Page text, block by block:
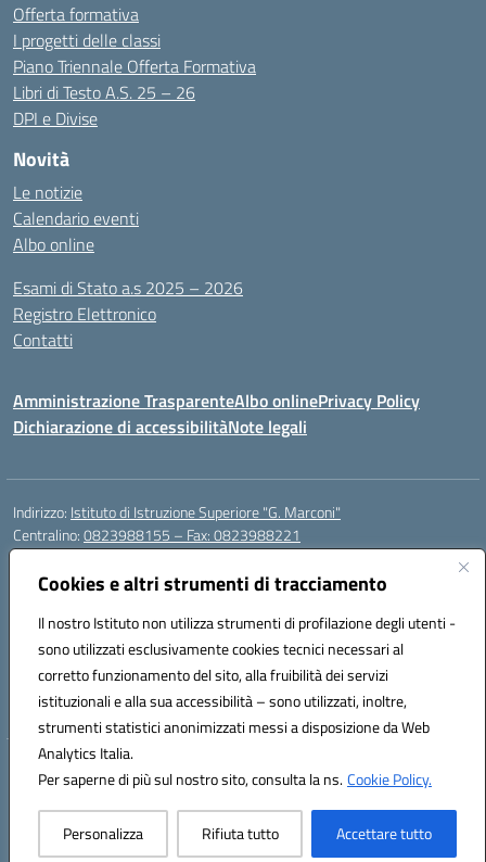
Cookies e altri strumenti di tracciamento
Il nostro Istituto non utilizza strumenti di profilazione degli utenti -
sono utilizzati esclusivamente cookies tecnici necessari al
corretto funzionamento del sito, alla fruibilità dei servizi
istituzionali e alla sua accessibilità – sono utilizzati, inoltre,
strumenti statistici anonimizzati messi a disposizione da Web
Analytics Italia.
Per saperne di più sul nostro sito, consulta la ns.Cookie Policy.
Personalizza Rifiuta tutto Accettare tutto
Offerta formativa
I progetti delle classi
Piano Triennale Offerta Formativa
Libri di Testo A.S. 25 – 26
DPI e Divise
Novità
Le notizie
Calendario eventi
Albo online
Esami di Stato a.s 2025 – 2026
Registro Elettronico
Contatti
Amministrazione TrasparenteAlbo onlinePrivacy Policy
Dichiarazione di accessibilitàNote legali
Indirizzo: Istituto di Istruzione Superiore "G. Marconi"
Centralino:0823988155 – Fax: 0823988221
Email:
Posta elettronica certificata (PEC):ceis006006@pec.istruzione.it
Codice fiscale: 80004450617
Codice meccanografico:CEIS006006
Codice Indice delle Pubbliche Amministrazioni (IPA): istsc_ceis006006
Codice unico di fatturazione (CUF): UF8BPW
Hosting & Powered by 3D Solution S.r.l.
Concept & Design by Designers Italia